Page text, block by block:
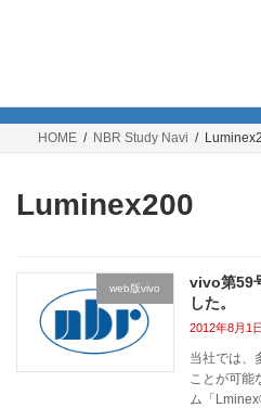
へ
ス
ョ
ン
HOME NBR Study Navi
Luminex200
web版vivo
vivo第59
した。
2012年8月1日
当社では、
ことが可能
ム「